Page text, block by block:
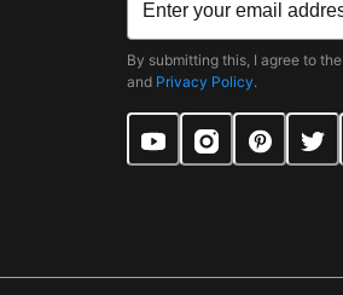
By submitting this, I agree to the
and Privacy Policy.